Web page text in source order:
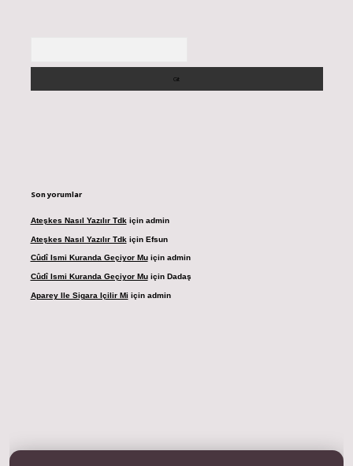
Son yorumlar
Ateşkes Nasıl Yazılır Tdk için admin
Ateşkes Nasıl Yazılır Tdk için Efsun
Cûdî Ismi Kuranda Geçiyor Muiçin admin
Cûdî Ismi Kuranda Geçiyor Muiçin Dadaş
Aparey Ile Sigara Içilir Mi için admin